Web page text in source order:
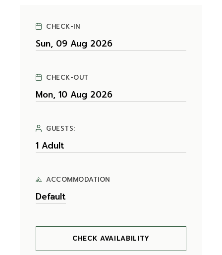
CHECK-IN
CHECK-OUT
GUESTS:
ACCOMMODATION
CHECK AVAILABILITY